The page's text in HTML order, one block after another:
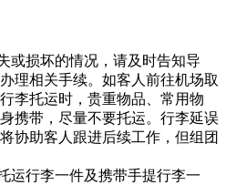
或损坏的情况，请及时告知导
理相关手续。如客人前往机场取
李托运时，贵重物品、常用物
携带，尽量不要托运。行李延误
协助客人跟进后续工作，但组团
运行李一件及携带手提行李一